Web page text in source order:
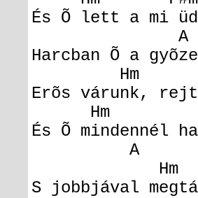
És Õ lett a mi
A
Harcban Õ a
Erõs várunk,
Hm
És Õ mindennél
A
S jobbjával